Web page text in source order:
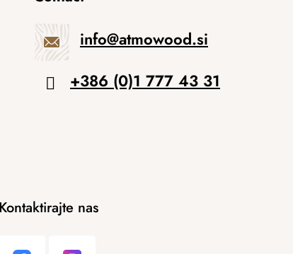
info@atmowood.si
+386 (0)1 777 43 31
Kontaktirajte nas